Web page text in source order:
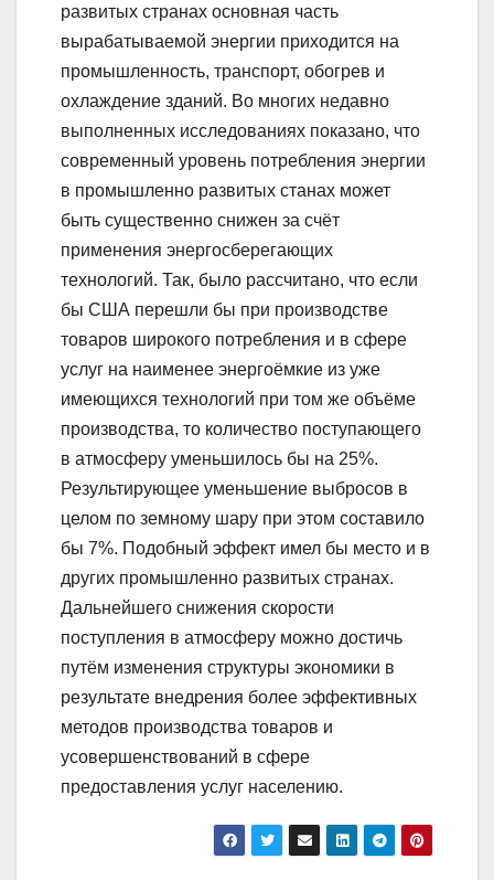
развитых странах основная часть
вырабатываемой энергии приходится на
промышленность, транспорт, обогрев и
охлаждение зданий. Во многих недавно
выполненных исследованиях показано, что
современный уровень потребления энергии
в промышленно развитых станах может
быть существенно снижен за счёт
применения энергосберегающих
технологий. Так, было рассчитано, что если
бы США перешли бы при производстве
товаров широкого потребления и в сфере
услуг на наименее энергоёмкие из уже
имеющихся технологий при том же объёме
производства, то количество поступающего
в атмосферу уменьшилось бы на 25%.
Результирующее уменьшение выбросов в
целом по земному шару при этом составило
бы 7%. Подобный эффект имел бы место и в
других промышленно развитых странах.
Дальнейшего снижения скорости
поступления в атмосферу можно достичь
путём изменения структуры экономики в
результате внедрения более эффективных
методов производства товаров и
усовершенствований в сфере
предоставления услуг населению.